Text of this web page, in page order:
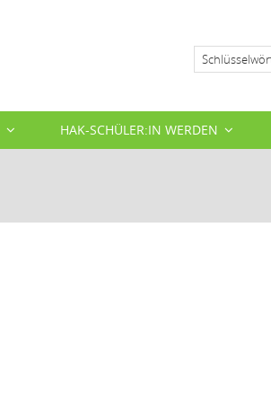
Suche
HAK-SCHÜLER:IN WERDEN